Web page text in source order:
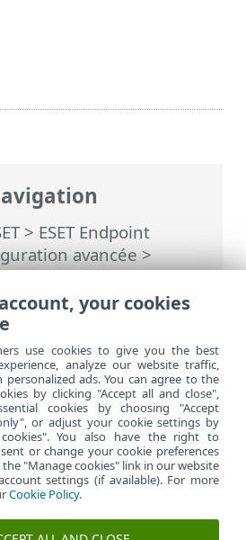
> ESET Endpoint
avancée>
de l’accès Web>
de dialogue -
postes de travail
ESET
your cookies
use cookies to give you the best
analyze our website traffic,
ads. You can agree to the
by clicking "Accept all and close",
cookies by choosing "Accept
or adjust your cookie settings by
You also have the right to
or change your cookie preferences
"Manage cookies" link in our website
settings (if available). For more
Cookie Policy.